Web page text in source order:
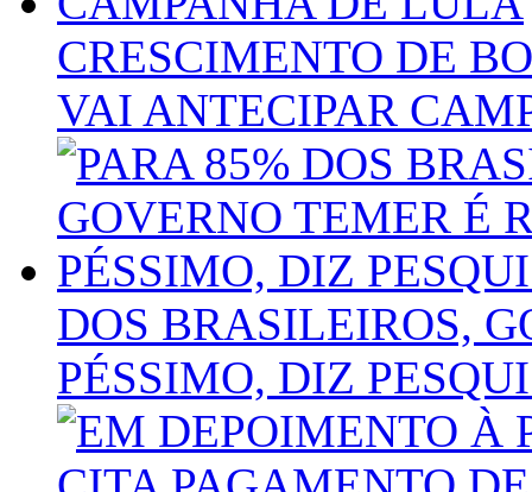
CRESCIMENTO DE
VAI ANTECIPAR
DOS BRASILEIROS,
PÉSSIMO, DIZ